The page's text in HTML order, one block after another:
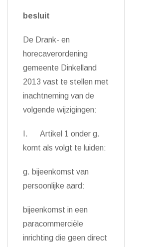
besluit
De Drank- en
horecaverordening
gemeente Dinkelland
2013 vast te stellen met
inachtneming van de
volgende wijzigingen:
I. Artikel 1 onder g.
komt als volgt te luiden:
g. bijeenkomst van
persoonlijke aard:
bijeenkomst in een
paracommerciële
inrichting die geen direct